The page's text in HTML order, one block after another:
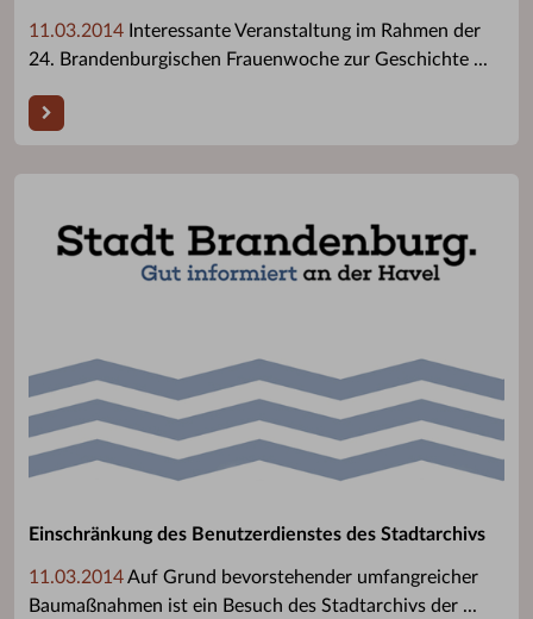
11.03.2014 Interessante Veranstaltung im Rahmen der
24. Brandenburgischen Frauenwoche zur Geschichte ...
Einschränkung des Benutzerdienstes des Stadtarchivs
11.03.2014Auf Grund bevorstehender umfangreicher
Baumaßnahmen ist ein Besuch des Stadtarchivs der ...